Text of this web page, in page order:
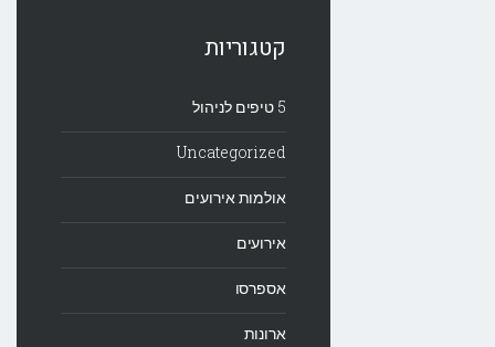
קטגוריות
5 טיפים לניהול
Uncategorized
אולמות אירועים
אירועים
אספרסו
ארונות